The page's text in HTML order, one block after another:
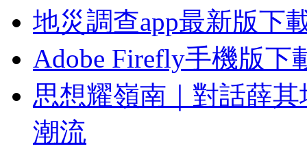
地災調查app最新版下
Adobe Firefly手機版下
思想耀嶺南｜對話薛
潮流